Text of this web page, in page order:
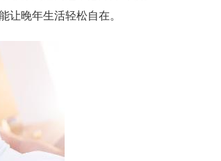
让晚年生活轻松自在。